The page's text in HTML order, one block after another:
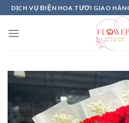
Skip
to
content
DỊCH VỤ ĐIỆN HOA TƯƠI GIAO